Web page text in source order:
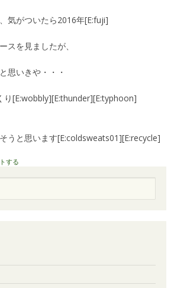
気がついたら2016年[E:fuji]
スを見ましたが、
思いきや・・・
り[E:wobbly][E:thunder][E:typhoon]
うと思います[E:coldsweats01][E:recycle]
する